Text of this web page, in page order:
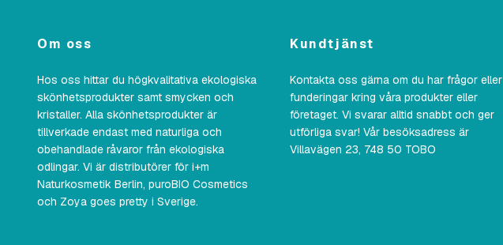
Om oss
Hos oss hittar du högkvalitativa ekologiska
skönhetsprodukter samt smycken och
kristaller. Alla skönhetsprodukter är
tillverkade endast med naturliga och
obehandlade råvaror från ekologiska
odlingar. Vi är distributörer för i+m
Naturkosmetik Berlin, puroBIO Cosmetics
och Zoya goes pretty i Sverige.
Kundtjänst
Kontakta oss gärna om du har frågor eller
funderingar kring våra produkter eller
företaget. Vi svarar alltid snabbt och ger
utförliga svar! Vår besöksadress är
Villavägen 23, 748 50 TOBO